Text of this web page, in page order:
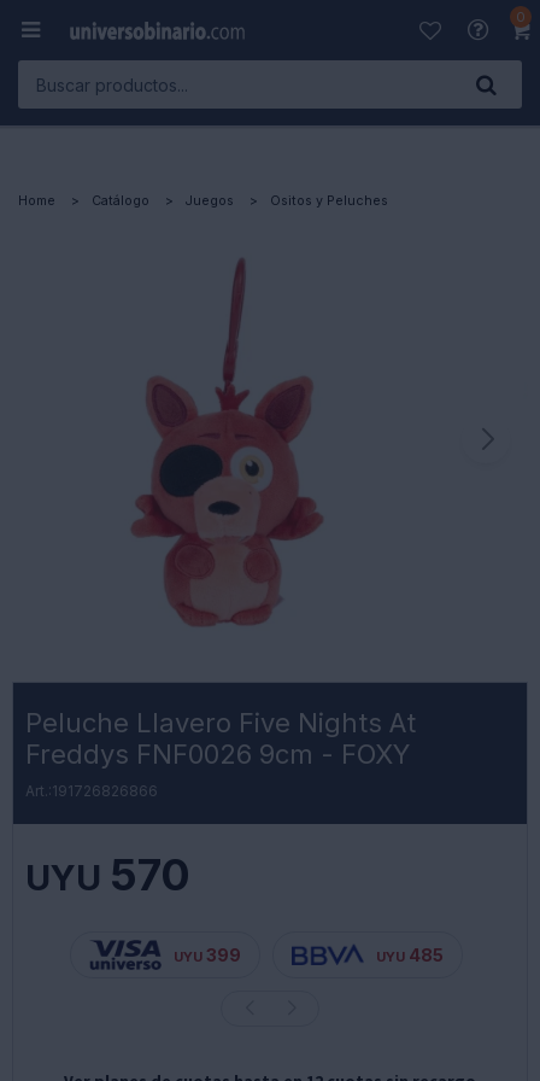
0

Home Catálogo Juegos Ositos y Peluches
Peluche Llavero Five Nights At
Freddys FNF0026 9cm - FOXY
191726826866
UYU 570
UYU 399 UYU 485